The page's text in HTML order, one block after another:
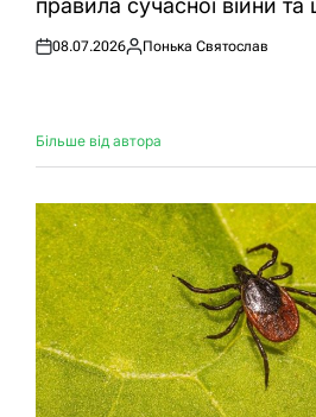
правила сучасної війни та
Оприлюднено
08.07.2026
Опубліковано
Понька Святослав
Більше від автора